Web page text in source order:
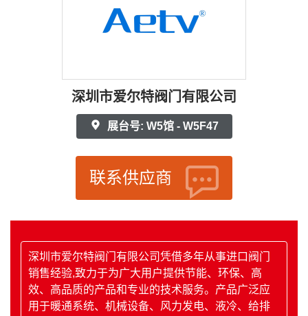
深圳市爱尔特阀门有限公司
展台号: W5馆 - W5F47
联系供应商
深圳市爱尔特阀门有限公司凭借多年从事进口阀门
销售经验,致力于为广大用户提供节能、环保、高
效、高品质的产品和专业的技术服务。产品广泛应
用于暖通系统、机械设备、风力发电、液冷、给排